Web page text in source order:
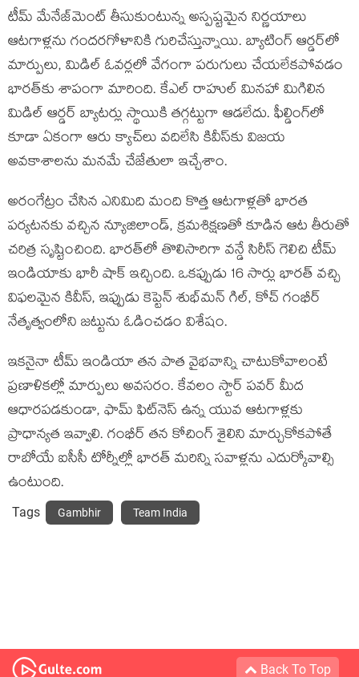
టీమ్ మేనేజ్‌మెంట్ తీసుకుంటున్న అస్పష్టమైన నిర్ణయాలు
ఆటగాళ్లను గందరగోళానికి గురిచేస్తున్నాయి. బ్యాటింగ్ ఆర్డర్‌లో
మార్పులు, మిడిల్ ఓవర్లలో వేగంగా పరుగులు చేయలేకపోవడం
భారత్‌కు శాపంగా మారింది. కేఎల్ రాహుల్ మినహా మిగిలిన
మిడిల్ ఆర్డర్ బ్యాటర్లు స్థాయికి తగ్గట్టుగా ఆడలేదు. ఫీల్డింగ్‌లో
కూడా ఏకంగా ఆరు క్యాచ్‌లు వదిలేసి కివీస్‌కు విజయ
అవకాశాలను మనమే చేజేతులా ఇచ్చేశాం.
అరంగేట్రం చేసిన ఎనిమిది మంది కొత్త ఆటగాళ్లతో భారత
పర్యటనకు వచ్చిన న్యూజిలాండ్, క్రమశిక్షణతో కూడిన ఆట తీరుతో
చరిత్ర సృష్టించింది. భారత్‌లో తొలిసారిగా వన్డే సిరీస్ గెలిచి టీమ్
ఇండియాకు భారీ షాక్ ఇచ్చింది. ఒకప్పుడు 16 సార్లు భారత్ వచ్చి
విఫలమైన కివీస్, ఇప్పుడు కెప్టెన్ శుభ్‌మన్ గిల్, కోచ్ గంభీర్
నేతృత్వంలోని జట్టును ఓడించడం విశేషం.
ఇకనైనా టీమ్ ఇండియా తన పాత వైభవాన్ని చాటుకోవాలంటే
ప్రణాళికల్లో మార్పులు అవసరం. కేవలం స్టార్ పవర్ మీద
ఆధారపడకుండా, ఫామ్ ఫిట్‌నెస్ ఉన్న యువ ఆటగాళ్లకు
ప్రాధాన్యత ఇవ్వాలి. గంభీర్ తన కోచింగ్ శైలిని మార్చుకోకపోతే
రాబోయే ఐసీసీ టోర్నీల్లో భారత్ మరిన్ని సవాళ్లను ఎదుర్కోవాల్సి
ఉంటుంది.
Tags Gambhir Team India
Back To Top